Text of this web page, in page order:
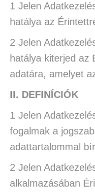
1 Jelen
hatálya az
2 Jelen
hatálya kiterjed az
adatára, amelyet
II. DEFINÍCIÓK
1 Jelen
fogalmak a
adattartalommal
2 Jelen
alkalmazásában